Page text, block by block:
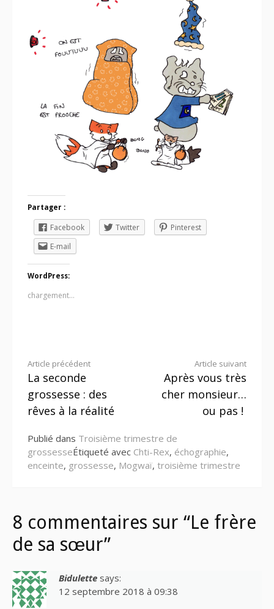
Partager :
Facebook Twitter
Pinterest
E-mail
WordPress:
chargement…
Lire
la
suite
Article précédent
La seconde
grossesse : des
rêves à la réalité
Article suivant
Après vous très
cher monsieur…
ou pas !
Publié dans Troisième trimestre de
grossesseÉtiqueté avec Chti-Rex, échographie,
enceinte, grossesse, Mogwaï, troisième trimestre
8 commentaires sur “Le frère
de sa sœur”
Bidulette says:
12 septembre 2018 à 09:38